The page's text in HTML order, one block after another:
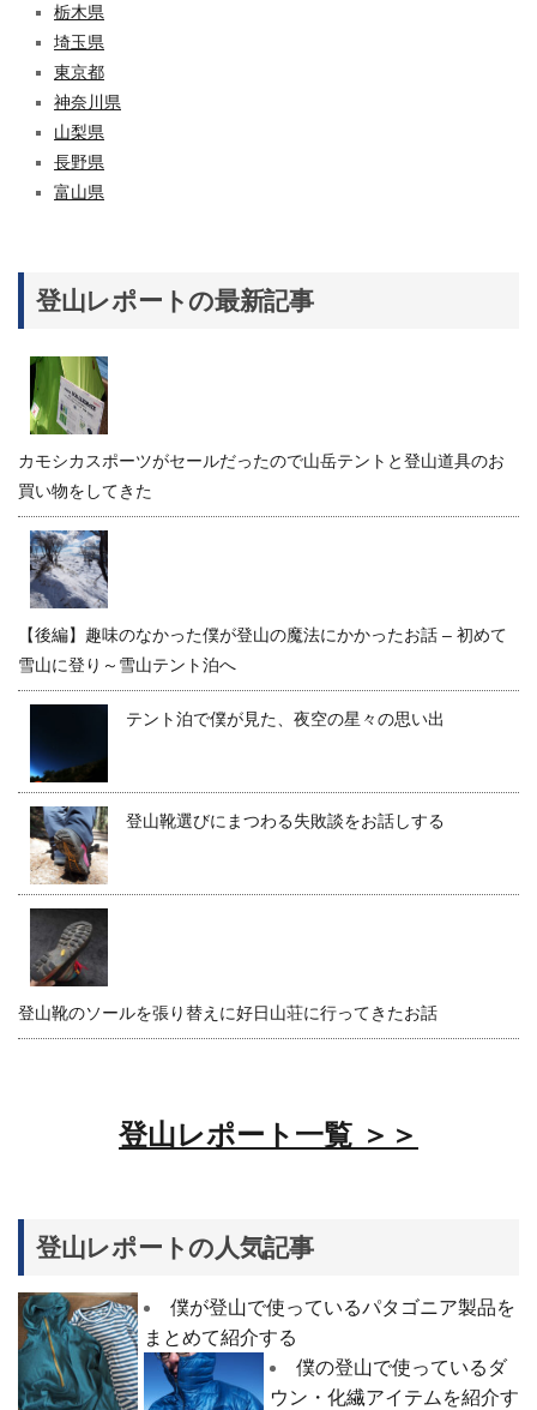
栃木県
埼玉県
東京都
神奈川県
山梨県
長野県
富山県
登山レポートの最新記事
カモシカスポーツがセールだったので山岳テントと登山道具のお
買い物をしてきた
【後編】趣味のなかった僕が登山の魔法にかかったお話 – 初めて
雪山に登り～雪山テント泊へ
テント泊で僕が見た、夜空の星々の思い出
登山靴選びにまつわる失敗談をお話しする
登山靴のソールを張り替えに好日山荘に行ってきたお話
登山レポート一覧 ＞＞
登山レポートの人気記事
僕が登山で使っているパタゴニア製品を
まとめて紹介する
僕の登山で使っているダ
ウン・化繊アイテムを紹介す